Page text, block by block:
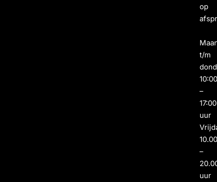
op
t/m
–
17:00
uur
–
uur